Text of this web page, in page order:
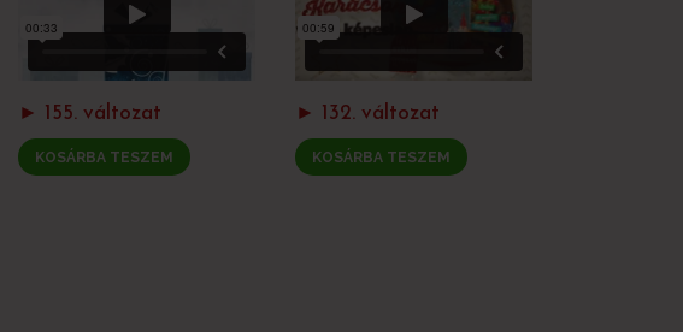
► 155. változat
KOSÁRBA TESZEM
► 132. változat
KOSÁRBA TESZEM